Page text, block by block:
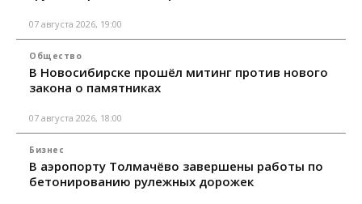
07 августа 2026, 19:00
Общество
В Новосибирске прошёл митинг против нового
закона о памятниках
07 августа 2026, 18:00
Бизнес
В аэропорту Толмачёво завершены работы по
бетонированию рулежных дорожек